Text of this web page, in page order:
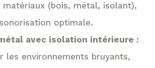
matériaux (bois, métal, isolant),
optimale.
avec isolation intérieure :
les environnements bruyants,